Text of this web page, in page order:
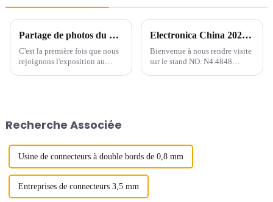
Partage de photos du CEIT&ECPE au Vietnam
C'est la première fois que nous
rejoignons l'exposition au
Electronica China 2024 : visitez-nous du 8 au 10 juillet !
Bienvenue à nous rendre visite
sur le stand NO. N4.4848
Recherche Associée
Usine de connecteurs à double bords de 0,8 mm
Entreprises de connecteurs 3,5 mm